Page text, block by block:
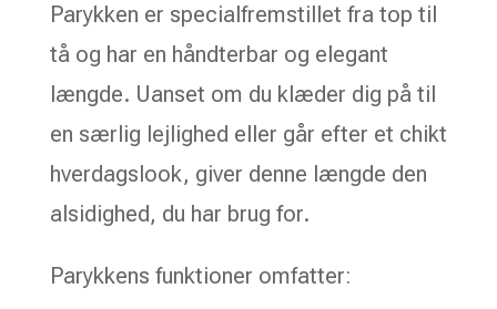
Parykken er specialfremstillet fra top til
tå og har en håndterbar og elegant
længde. Uanset om du klæder dig på til
en særlig lejlighed eller går efter et chikt
hverdagslook, giver denne længde den
alsidighed, du har brug for.
Parykkens funktioner omfatter: